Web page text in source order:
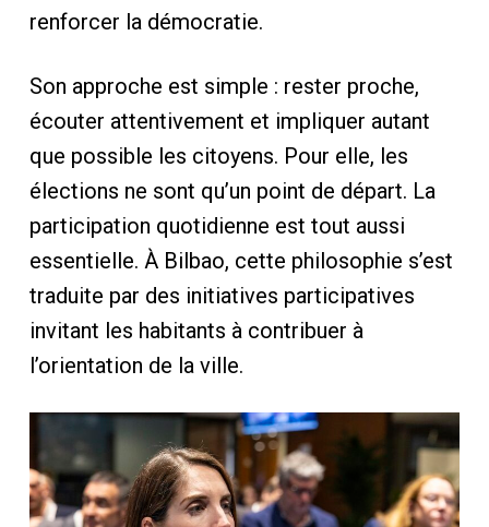
renforcer la démocratie.
Son approche est simple : rester proche,
écouter attentivement et impliquer autant
que possible les citoyens. Pour elle, les
élections ne sont qu’un point de départ. La
participation quotidienne est tout aussi
essentielle. À Bilbao, cette philosophie s’est
traduite par des initiatives participatives
invitant les habitants à contribuer à
l’orientation de la ville.